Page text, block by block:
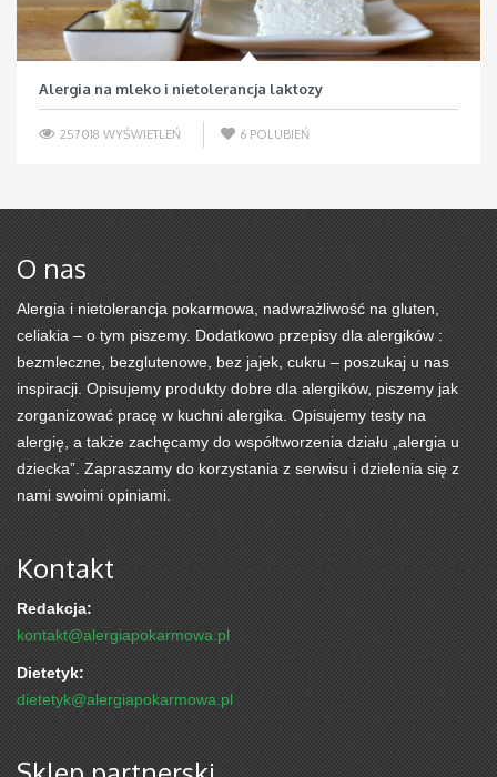
Alergia na mleko i nietolerancja laktozy
257018 WYŚWIETLEŃ 6 POLUBIEŃ
O nas
Alergia i nietolerancja pokarmowa, nadwrażliwość na gluten,
celiakia – o tym piszemy. Dodatkowo przepisy dla alergików :
bezmleczne, bezglutenowe, bez jajek, cukru – poszukaj u nas
inspiracji. Opisujemy produkty dobre dla alergików, piszemy jak
zorganizować pracę w kuchni alergika. Opisujemy testy na
alergię, a także zachęcamy do współtworzenia działu „alergia u
dziecka”. Zapraszamy do korzystania z serwisu i dzielenia się z
nami swoimi opiniami.
Kontakt
Redakcja:
kontakt@alergiapokarmowa.pl
Dietetyk:
dietetyk@alergiapokarmowa.pl